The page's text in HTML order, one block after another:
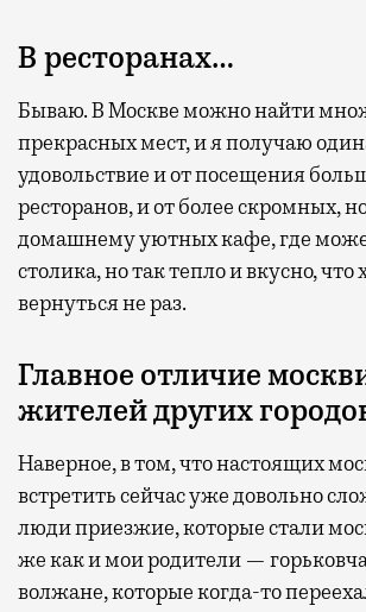
В ресторанах…
Бываю. В Москве можно найти
прекрасных мест, и я получаю
удовольствие и от посещения
ресторанов, и от более скромных,
домашнему уютных кафе, где
столика, но так тепло и вкусно, что
вернуться не раз.
Главное отличие
жителей других
Наверное, в том, что настоящих
встретить сейчас уже довольно
люди приезжие, которые стали
же как и мои родители —
волжане, которые когда-то